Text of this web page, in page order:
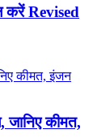
करें Revised
जानिए कीमत,